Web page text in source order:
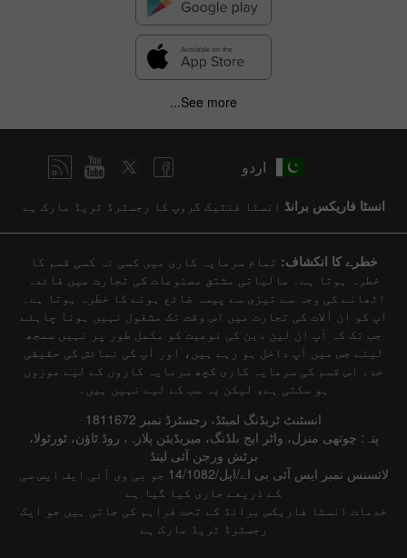
See more...
اردو
انسٹا فاریکس برانڈ انسٹا فنٹیک گروپ کا رجسٹرڈ ٹریڈ مارک ہے
خطرے کا انکشاف: تمام سرمایہ کاری میں کسی نہ کسی قسم کا
خطرہ ہوتا ہے۔ مالیاتی مشتق مصنوعات کی تجارت میں فائدہ
اٹھانے کی وجہ سے تیزی سے پیسہ ضائع ہونے کا خطرہ ہوتا ہے۔
آپ کو ان آلات کی تجارت میں اس وقت تک مشغول نہیں ہونا چاہئے
جب تک کہ آپ ان لین دین کی نوعیت کو مکمل طور پر نہیں سمجھ
لیتے جس میں آپ داخل ہو رہے ہیں، اور آپ کی نمائش کی حقیقی
حد۔ اس قسم کی سرمایہ کاری کچھ سرمایہ کاروں کے لیے موزوں
ہو سکتی ہے، لیکن یہ سب کے لیے نہیں ہیں۔
انسٹنٹ ٹریڈنگ لمیٹڈ، رجسٹرڈ نمبر 1811672
پتہ: چوتھی منزل، واٹر ایج بلڈنگ، میریڈیئن پلازہ، روڈ ٹاؤن، ٹورٹولا،
برٹش ورجن آئی لینڈ
لائسنس نمبر ایس آئی بی اے/ایل/14/1082 جو بی وی آئی ایف ایس سی
کے ذریعے جاری کیا گیا ہے
خدمات انسٹا فاریکس برانڈ کے تحت فراہم کی جاتی ہیں جو ایک
رجسٹرڈ ٹریڈ مارک ہے